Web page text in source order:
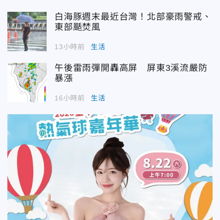
白海豚週末最近台灣！北部豪雨警戒、
東部颳焚風
13小時前 生活
午後雷雨彈開轟高屏 屏東3溪流嚴防
暴漲
16小時前 生活